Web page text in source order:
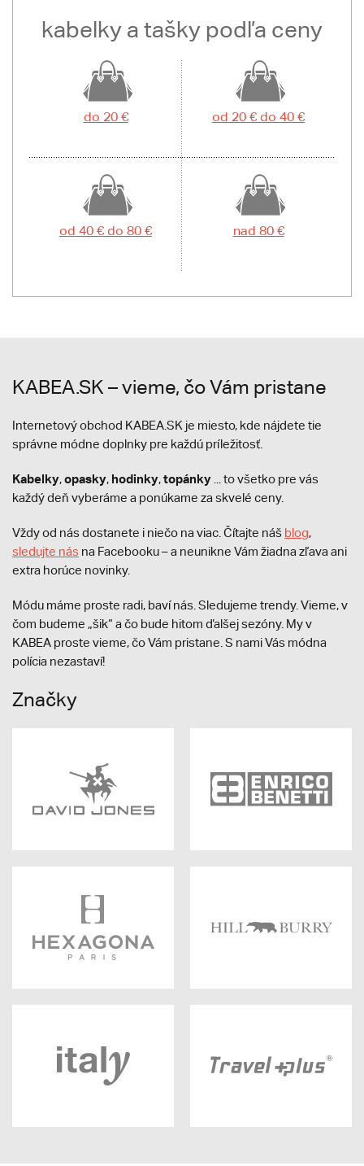
kabelky a tašky podľa ceny
do 20 € od 20 € do 40 €
od 40 € do 80 € nad 80 €
KABEA.SK – vieme, čo Vám pristane
Internetový obchod KABEA.SK je miesto, kde nájdete tie
správne módne doplnky pre každú príležitosť.
Kabelky,opasky, hodinky,topánky ... to všetko pre vás
každý deň vyberáme a ponúkame za skvelé ceny.
Vždy od nás dostanete i niečo na viac. Čítajte náš blog,
sledujte nás na Facebooku – a neunikne Vám žiadna zľava ani
extra horúce novinky.
Módu máme proste radi, baví nás. Sledujeme trendy. Vieme, v
čom budeme „šik“ a čo bude hitom ďalšej sezóny. My v
KABEA proste vieme, čo Vám pristane. S nami Vás módna
polícia nezastaví!
Značky